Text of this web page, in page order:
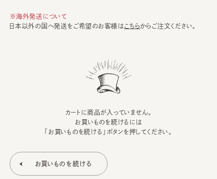
※海外発送について
日本以外の国へ発送をご希望のお客様はこちらからご注文ください。
カートに商品が入っていません。
お買いものを続けるには
「お買いものを続ける」ボタンを押してください。